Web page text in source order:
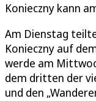
Konieczny kann
Am Dienstag
Konieczny auf
werde am
dem dritten der
und den